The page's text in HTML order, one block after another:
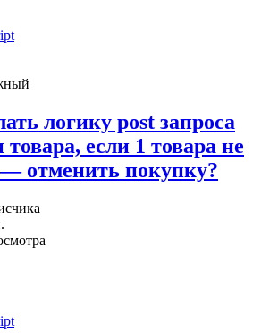
логику post запроса
если 1 товара не
— отменить покупку?